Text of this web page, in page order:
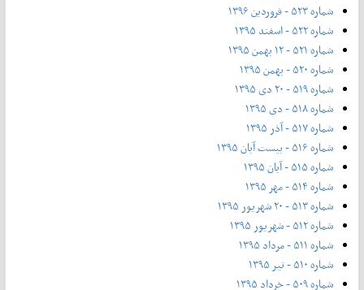
شماره ۵۲۳ - فروردین ۱۳۹۶
شماره ۵۲۲ - اسفند ۱۳۹۵
شماره ۵۲۱ - ۱۲ بهمن ۱۳۹۵
شماره ۵۲۰ - بهمن ۱۳۹۵
شماره ۵۱۹ - ۲۰ دی ۱۳۹۵
شماره ۵۱۸ - دی ۱۳۹۵
شماره ۵۱۷ - آذر ۱۳۹۵
شماره ۵۱۶ - بیست آبان ۱۳۹۵
شماره ۵۱۵ - آبان ۱۳۹۵
شماره ۵۱۴ - مهر ۱۳۹۵
شماره ۵۱۳ - ۲۰ شهریور ۱۳۹۵
شماره ۵۱۲ - شهریور ۱۳۹۵
شماره ۵۱۱ - مرداد ۱۳۹۵
شماره ۵۱۰ - تیر ۱۳۹۵
شماره ۵۰۹ - خرداد ۱۳۹۵